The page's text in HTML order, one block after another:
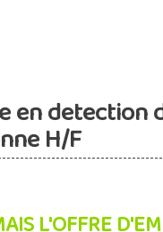
en detection
H/F